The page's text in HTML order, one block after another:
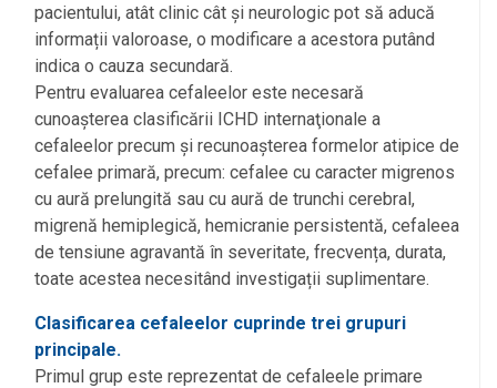
pacientului, atât clinic cât și neurologic pot să aducă
informații valoroase, o modificare a acestora putând
indica o cauza secundară.
Pentru evaluarea cefaleelor este necesară
cunoașterea clasificării ICHD internaţionale a
cefaleelor precum și recunoașterea formelor atipice de
cefalee primară, precum: cefalee cu caracter migrenos
cu aură prelungită sau cu aură de trunchi cerebral,
migrenă hemiplegică, hemicranie persistentă, cefaleea
de tensiune agravantă în severitate, frecvența, durata,
toate acestea necesitând investigații suplimentare.
Clasificarea cefaleelor cuprinde trei grupuri
principale.
Primul grup este reprezentat de cefaleele primare